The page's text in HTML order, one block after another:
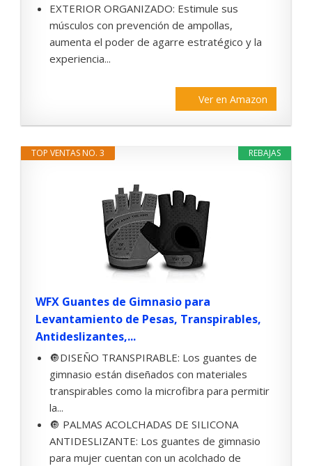
EXTERIOR ORGANIZADO: Estimule sus
músculos con prevención de ampollas,
aumenta el poder de agarre estratégico y la
experiencia...
Ver en Amazon
REBAJAS
TOP VENTAS NO. 3
WFX Guantes de Gimnasio para
Levantamiento de Pesas, Transpirables,
Antideslizantes,...
🔘DISEÑO TRANSPIRABLE: Los guantes de
gimnasio están diseñados con materiales
transpirables como la microfibra para permitir
la...
🔘 PALMAS ACOLCHADAS DE SILICONA
ANTIDESLIZANTE: Los guantes de gimnasio
para mujer cuentan con un acolchado de